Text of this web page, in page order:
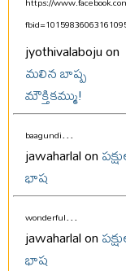
https://
jyothivalaboju on
మలిన బాష్ప
మౌక్తికమ్ము!
baagundi...
jawaharlal on
భాష
wonderful...
jawaharlal on
భాష